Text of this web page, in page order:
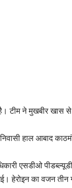
टीम ने मुखबीर खास
हाल आबाद
एसडीओ
हेरोइन का वजन तीन